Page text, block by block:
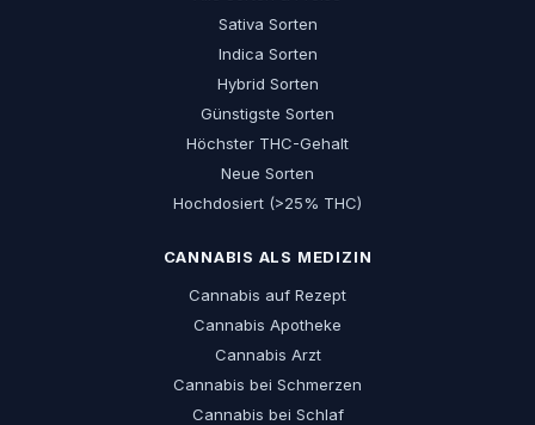
Sativa Sorten
Indica Sorten
Hybrid Sorten
Günstigste Sorten
Höchster THC-Gehalt
Neue Sorten
Hochdosiert (>25% THC)
CANNABIS ALS MEDIZIN
Cannabis auf Rezept
Cannabis Apotheke
Cannabis Arzt
Cannabis bei Schmerzen
Cannabis bei Schlaf